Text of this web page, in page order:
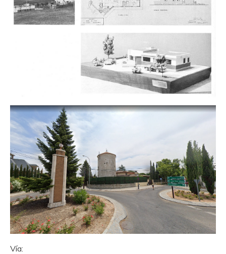
Vía: